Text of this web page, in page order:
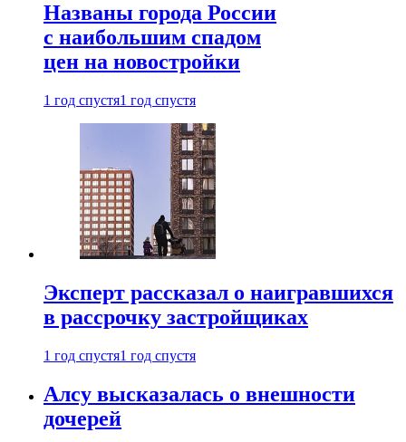
Названы города России
с наибольшим спадом
цен на новостройки
1 год спустя1 год спустя
Эксперт рассказал о наигравшихся
в рассрочку застройщиках
1 год спустя1 год спустя
Алсу высказалась о внешности
дочерей